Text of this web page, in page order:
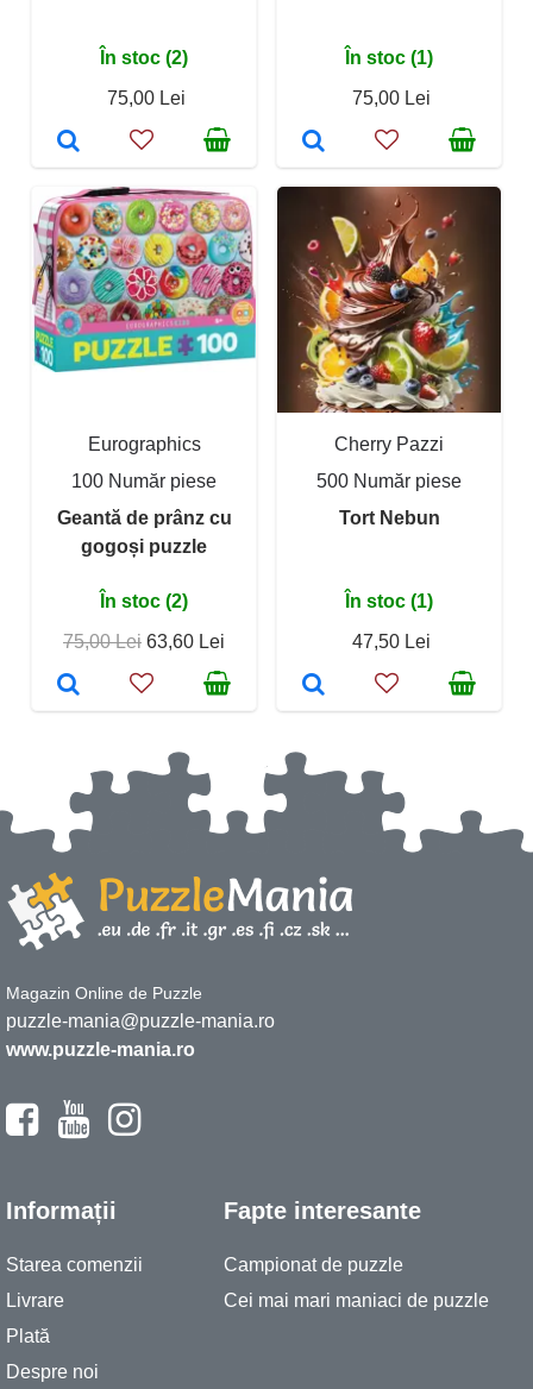
În stoc (2)
75,00 Lei
În stoc (1)
75,00 Lei
Eurographics
100 Număr piese
Geantă de prânz cu
gogoși puzzle
În stoc (2)
75,00 Lei 63,60 Lei
Cherry Pazzi
500 Număr piese
Tort Nebun
În stoc (1)
47,50 Lei
Magazin Online de Puzzle
puzzle-mania@puzzle-mania.ro
www.puzzle-mania.ro
Informații
Starea comenzii
Livrare
Plată
Despre noi
Fapte interesante
Campionat de puzzle
Cei mai mari maniaci de puzzle